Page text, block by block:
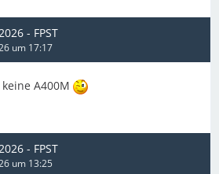
- FPST
um 17:17
A400M
- FPST
um 13:25